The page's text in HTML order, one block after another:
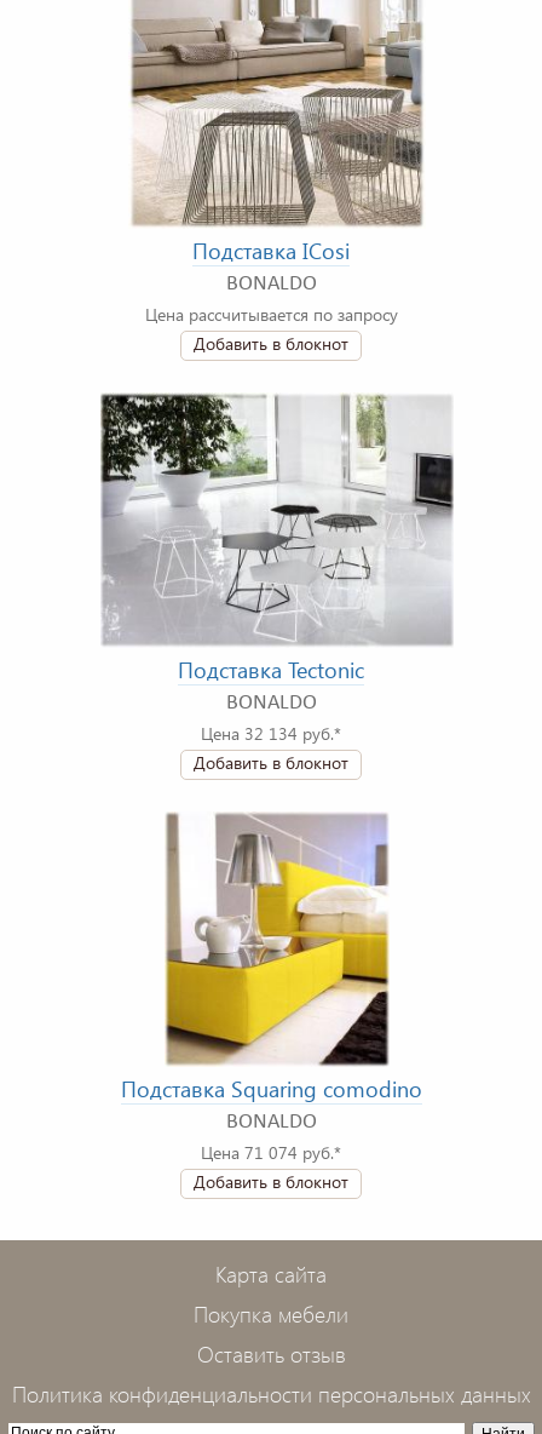
Подставка ICosi
BONALDO
Цена рассчитывается по запросу
Добавить в блокнот
Подставка Tectonic
BONALDO
Цена 32 134 руб.*
Добавить в блокнот
Подставка Squaring comodino
BONALDO
Цена 71 074 руб.*
Добавить в блокнот
Карта сайта
Покупка мебели
Оставить отзыв
Политика конфиденциальности персональных данных